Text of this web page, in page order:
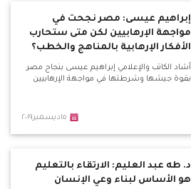
إبراهيم عيسى: مصر نجحت في
مواجهة الإرهابيين لكن متى ستحارب
الأفكار الإرهابية بالمناهج والخطب؟
أشاد الكاتب والإعلامي إبراهيم عيسى بنجاح مصر
بقوة جيشها وشرطتها في مواجهة الإرهابيين
١٥ديسمبر٢٠١٩
د. طه عبد العليم: الارتقاء بالتعليم
هو الأساس لبناء وعي الإنسان